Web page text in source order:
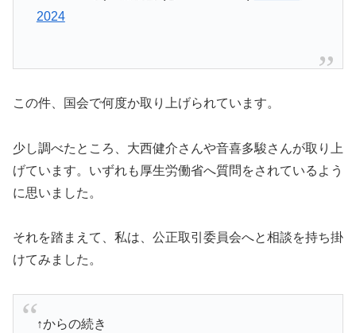
2024
この件、国会で何度か取り上げられています。
少し調べたところ、大西健介さんや音喜多駿さんが取り上
げています。いずれも厚生労働省へ質問をされているよう
に思いました。
それを踏まえて、私は、公正取引委員会へと相談を持ち掛
けてみました。
↑からの続き